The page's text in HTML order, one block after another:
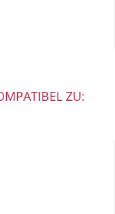
ZU: